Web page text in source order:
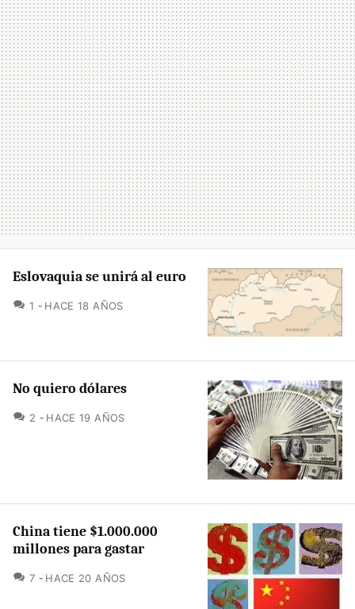
Eslovaquia se unirá al euro
1 COMENTARIOS
HACE 18 AÑOS
No quiero dólares
2 COMENTARIOS
HACE 19 AÑOS
China tiene $1.000.000
millones para gastar
7 COMENTARIOS
HACE 20 AÑOS